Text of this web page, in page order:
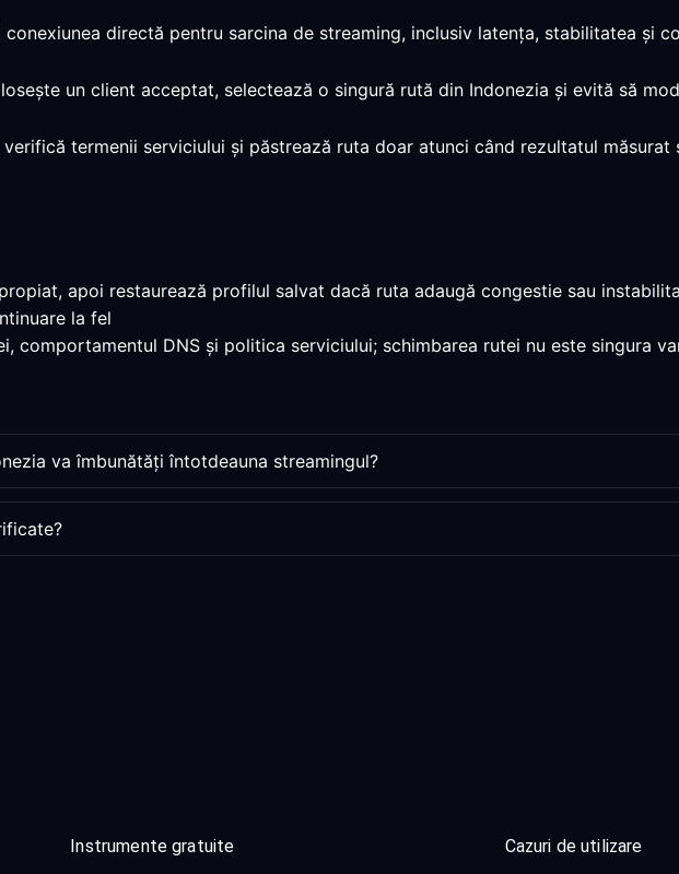
conexiunea directă pentru sarcina de streaming, inclusiv latența, stabilitatea și
un client acceptat, selectează o singură rută din Indonezia și evită să
verifică termenii serviciului și păstrează ruta doar atunci când rezultatul
apoi restaurează profilul salvat dacă ruta adaugă congestie sau
la fel
comportamentul DNS și politica serviciului; schimbarea rutei nu este singura
va îmbunătăți întotdeauna streamingul?
Instrumente gratuite Cazuri de utilizare